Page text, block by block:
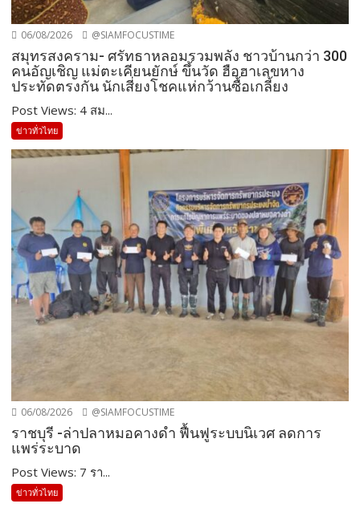
06/08/2026 @SIAMFOCUSTIME
สมุทรสงคราม- ศรัทธาหลอมรวมพลัง ชาวบ้านกว่า 300
คนอัญเชิญ แม่ตะเคียนยักษ์ ขึ้นวัด ฮือฮาเลขหาง
ประทัดตรงกัน นักเสี่ยงโชคแห่กว้านซื้อเกลี้ยง
Post Views: 4 สม...
ข่าวทั่วไทย
06/08/2026 @SIAMFOCUSTIME
ราชบุรี -ล่าปลาหมอคางดำ ฟื้นฟูระบบนิเวศ ลดการ
แพร่ระบาด
Post Views: 7 รา...
ข่าวทั่วไทย